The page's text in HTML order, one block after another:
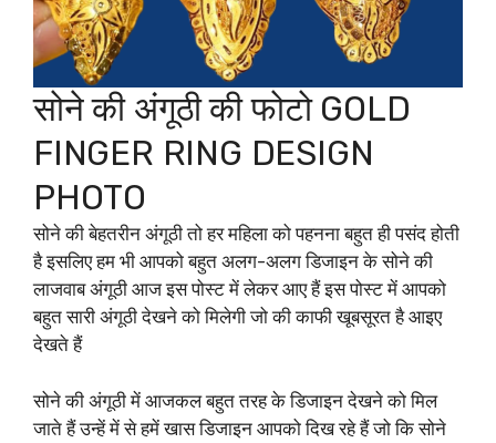
सोने की अंगूठी की फोटो GOLD
FINGER RING DESIGN
PHOTO
सोने की बेहतरीन अंगूठी तो हर महिला को पहनना बहुत ही पसंद होती
है इसलिए हम भी आपको बहुत अलग-अलग डिजाइन के सोने की
लाजवाब अंगूठी आज इस पोस्ट में लेकर आए हैं इस पोस्ट में आपको
बहुत सारी अंगूठी देखने को मिलेगी जो की काफी खूबसूरत है आइए
देखते हैं
सोने की अंगूठी में आजकल बहुत तरह के डिजाइन देखने को मिल
जाते हैं उन्हें में से हमें खास डिजाइन आपको दिख रहे हैं जो कि सोने